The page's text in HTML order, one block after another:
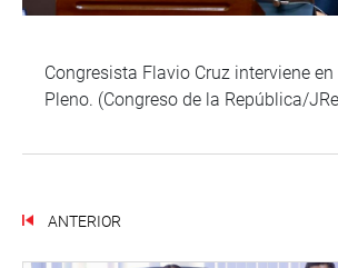
Congresista Flavio Cruz interviene
Pleno. (Congreso de la República/
ANTERIOR